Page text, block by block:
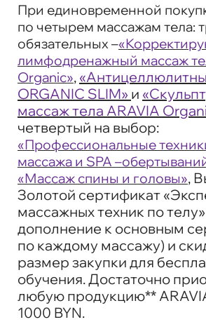
При единовременной
по четырем массажам тела:
обязательных –
лимфодренажный массаж
Organic»,
ORGANIC SLIM» и
массаж тела ARAVIA
четвертый на выбор:
«Профессиональные
массажа и SPA
«Массаж спины и головы»,
Золотой сертификат
массажных техник по
дополнение к основным
по каждому массажу) и
размер закупки для
обучения. Достаточно
любую продукцию**
1000 BYN.